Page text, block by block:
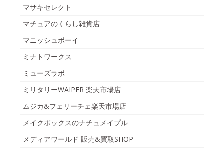
マサキセレクト
マチュアのくらし雑貨店
マニッシュボーイ
ミナトワークス
ミューズラボ
ミリタリーWAIPER 楽天市場店
ムジカ&フェリーチェ楽天市場店
メイクボックスのナチュメイプル
メディアワールド 販売&買取SHOP